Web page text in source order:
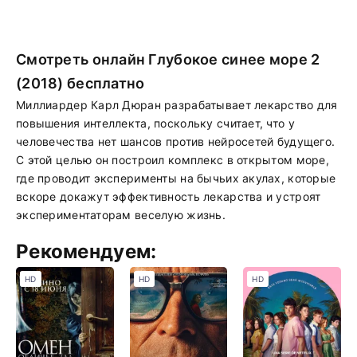
Смотреть онлайн Глубокое синее море 2
(2018) бесплатно
Миллиардер Карл Дюран разрабатывает лекарство для
повышения интеллекта, поскольку считает, что у
человечества нет шансов против нейросетей будущего.
С этой целью он построил комплекс в открытом море,
где проводит эксперименты на бычьих акулах, которые
вскоре докажут эффективность лекарства и устроят
экспериментаторам веселую жизнь.
Рекомендуем:
HD HD HD